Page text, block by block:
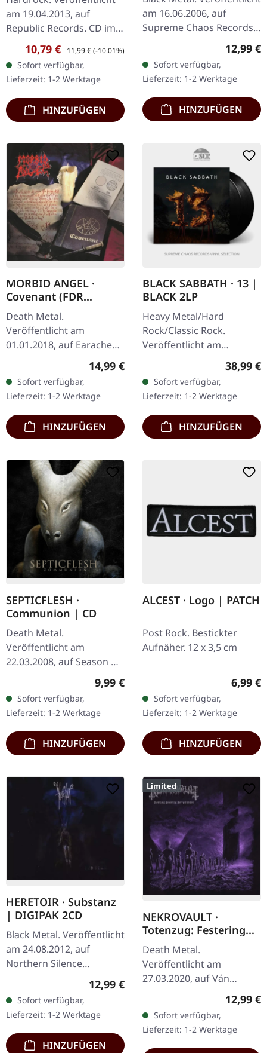
am 19.04.2013, auf
Republic Records. CD im
Digisleeve Cover
Infestissumam stellt eine
fesselnde Fortsetzung
der…
Verkaufspreis:
10,79 € Regulärer Preis:
11,99 €(-10.01%)
Sofort verfügbar,
Lieferzeit: 1-2 Werktage
HINZUFÜGEN
am 16.06.2006, auf
Supreme Chaos Records.
CD im Jewelcase mit 12-
seitigem Booklet. Als
Agrypnie 2006 „F51.4"…
12,99 €
Sofort verfügbar,
Lieferzeit: 1-2 Werktage
HINZUFÜGEN
MORBID ANGEL ·
Covenant (FDR
Remaster) | DIGIPAK
CD
Death Metal.
Veröffentlicht am
01.01.2018, auf Earache
Records. CD im DigiPak.
Full Dynamic Range
Remaster. Morbid Angels
drittes Studioalbum…
Regulärer Preis:
14,99 €
Sofort verfügbar,
Lieferzeit: 1-2 Werktage
HINZUFÜGEN
BLACK SABBATH · 13 |
BLACK 2LP
Heavy Metal/Hard
Rock/Classic Rock.
Veröffentlicht am
07.06.2013, auf Mercury
Records. Schwarzes
Doppel-Vinyl im Gatefold-
Cover. Nach 35 Jahren…
38,99 €
Sofort verfügbar,
Lieferzeit: 1-2 Werktage
HINZUFÜGEN
SEPTICFLESH ·
Communion | CD
Death Metal.
Veröffentlicht am
22.03.2008, auf Season Of
Mist. CD im Jewelcase. Die
symphonischen Death
Metal Giganten
Septicflesh…
Regulärer Preis:
9,99 €
Sofort verfügbar,
Lieferzeit: 1-2 Werktage
HINZUFÜGEN
ALCEST · Logo | PATCH
Post Rock. Bestickter
Aufnäher. 12 x 3,5 cm
6,99 €
Sofort verfügbar,
Lieferzeit: 1-2 Werktage
HINZUFÜGEN
HERETOIR · Substanz
| DIGIPAK 2CD
Black Metal. Veröffentlicht
am 24.08.2012, auf
Northern Silence
Productions. Doppel-CD
im 8-seitigem Booklet.
Heretoir liefern mit
„Substanz" etwas…
Regulärer Preis:
12,99 €
Sofort verfügbar,
Lieferzeit: 1-2 Werktage
HINZUFÜGEN
Limited
NEKROVAULT ·
Totenzug: Festering
Peregrination |
DIGIPACK CD
Death Metal.
Veröffentlicht am
27.03.2020, auf Ván
Erstauflage als DigiPak.
"Totenzug: Festering
Peregrination" ist eine…
12,99 €
Sofort verfügbar,
Lieferzeit: 1-2 Werktage